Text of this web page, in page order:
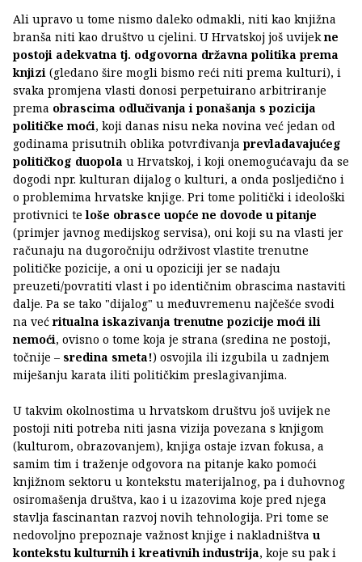
Ali upravo u tome nismo daleko odmakli, niti kao knjižna
branša niti kao društvo u cjelini. U Hrvatskoj još uvijekne
postoji adekvatna tj. odgovorna državna politika prema
knjizi (gledano šire mogli bismo reći niti prema kulturi), i
svaka promjena vlasti donosi perpetuirano arbitriranje
prema obrascima odlučivanja i ponašanja s pozicija
političke moći, koji danas nisu neka novina već jedan od
godinama prisutnih oblika potvrđivanja prevladavajućeg
političkog duopola u Hrvatskoj, i koji onemogućavaju da se
dogodi npr. kulturan dijalog o kulturi, a onda posljedično i
o problemima hrvatske knjige. Pri tome politički i ideološki
protivnici teloše obrasce uopće ne dovode u pitanje
(primjer javnog medijskog servisa), oni koji su na vlasti jer
računaju na dugoročniju održivost vlastite trenutne
političke pozicije, a oni u opoziciji jer se nadaju
preuzeti/povratiti vlast i po identičnim obrascima nastaviti
dalje. Pa se tako "dijalog" u međuvremenu najčešće svodi
na većritualna iskazivanja trenutne pozicije moći ili
nemoći, ovisno o tome koja je strana (sredina ne postoji,
točnije – sredina smeta!) osvojila ili izgubila u zadnjem
miješanju karata iliti političkim preslagivanjima.
U takvim okolnostima u hrvatskom društvu još uvijek ne
postoji niti potreba niti jasna vizija povezana s knjigom
(kulturom, obrazovanjem), knjiga ostaje izvan fokusa, a
samim tim i traženje odgovora na pitanje kako pomoći
knjižnom sektoru u kontekstu materijalnog, pa i duhovnog
osiromašenja društva, kao i u izazovima koje pred njega
stavlja fascinantan razvoj novih tehnologija. Pri tome se
nedovoljno prepoznaje važnost knjige i nakladništva u
kontekstu kulturnih i kreativnih industrija, koje su pak i